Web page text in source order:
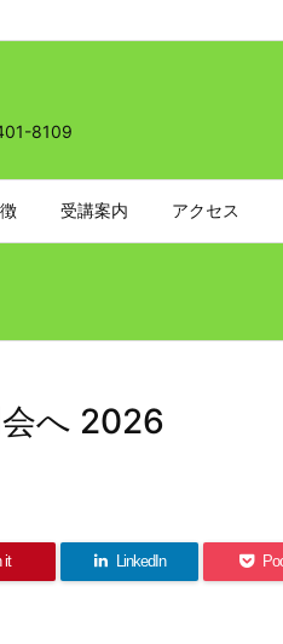
8109
受講案内 アクセス
へ 2026
it LinkedIn